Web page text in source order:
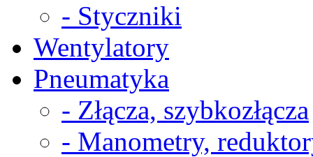
- Styczniki
Wentylatory
Pneumatyka
- Złącza, szybkozłącza
- Manometry,